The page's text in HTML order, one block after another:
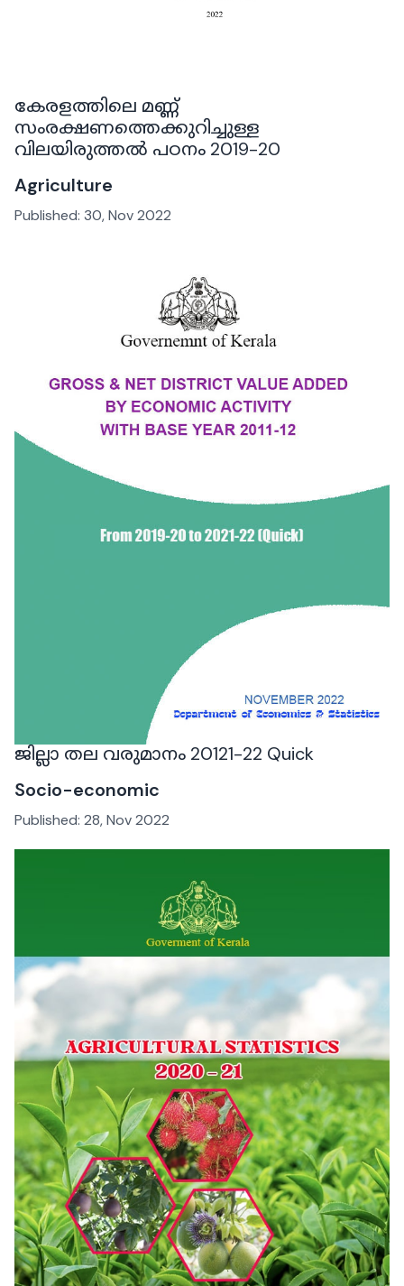
കേരളത്തിലെ മണ്ണ്
സംരക്ഷണത്തെക്കുറിച്ചുള്ള
വിലയിരുത്തൽ പഠനം 2019-20
Agriculture
Published: 30, Nov 2022
ജില്ലാ തല വരുമാനം 20121-22 Quick
Socio-economic
Published: 28, Nov 2022